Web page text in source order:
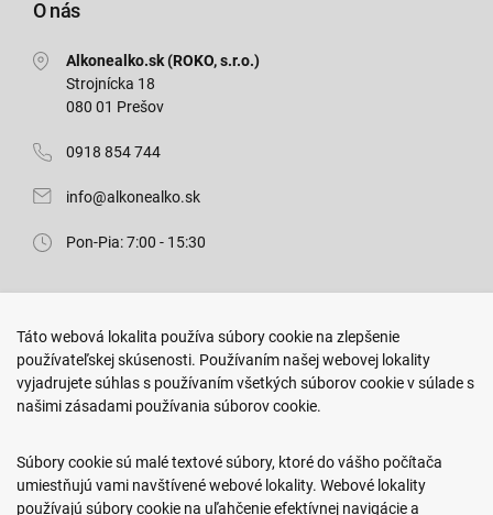
O nás
Alkonealko.sk (ROKO, s.r.o.)
Strojnícka 18
080 01 Prešov
0918 854 744
info@alkonealko.sk
Pon-Pia: 7:00 - 15:30
Arm. gen. Svobodu 23/A
080 01 Prešov
0917 466 578
sekcovpredajna@doroka.sk
Pon-Ned: 9:00 - 20:00
Táto webová lokalita používa súbory cookie na zlepšenie
používateľskej skúsenosti. Používaním našej webovej lokality
vyjadrujete súhlas s používaním všetkých súborov cookie v súlade s
našimi zásadami používania súborov cookie.
Súbory cookie sú malé textové súbory, ktoré do vášho počítača
umiestňujú vami navštívené webové lokality. Webové lokality
používajú súbory cookie na uľahčenie efektívnej navigácie a